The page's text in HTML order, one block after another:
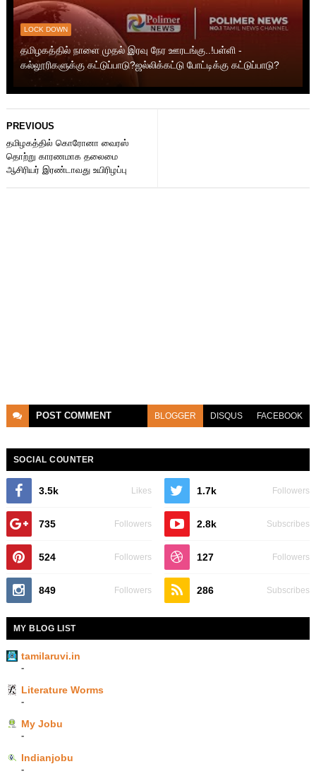
LOCK DOWN
தமிழகத்தில் நாளை முதல் இரவு நேர ஊரடங்கு..!பள்ளி -
கல்லூரிகளுக்கு கட்டுப்பாடு?ஜல்லிக்கட்டு போட்டிக்கு கட்டுப்பாடு?
PREVIOUS
தமிழகத்தில் கொரோனா வைரஸ்
தொற்று காரணமாக தலைமை
ஆசிரியர் இரண்டாவது உயிரிழப்பு
POST COMMENT BLOGGER DISQUS FACEBOOK
SOCIAL COUNTER
3.5k Likes 1.7k Followers
735 Followers 2.8k Subscribes
524 Followers 127 Followers
849 Followers 286 Subscribes
MY BLOG LIST
tamilaruvi.in
-
Literature Worms
-
My Jobu
-
Indianjobu
-